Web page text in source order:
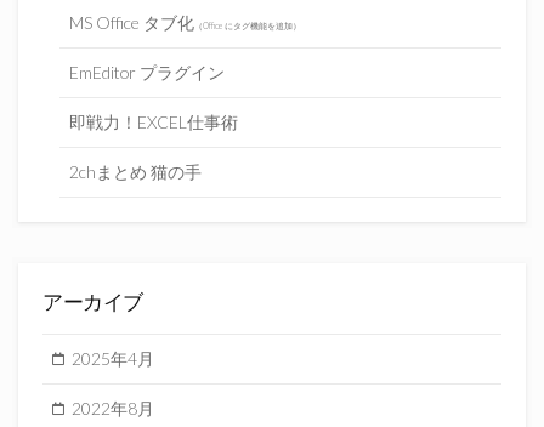
MS Office タブ化（Office にタグ機能を追加）
EmEditor プラグイン
即戦力！EXCEL仕事術
2chまとめ 猫の手
アーカイブ
2025年4月
2022年8月